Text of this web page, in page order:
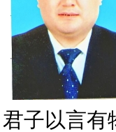
君子以言